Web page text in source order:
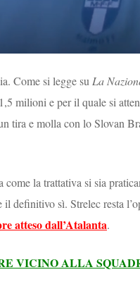
Come si legge su La
milioni e per il quale si
tira e molla con lo Slovan
come la trattativa si sia
definitivo sì. Strelec resta
atteso dall’Atalanta.
VICINO ALLA